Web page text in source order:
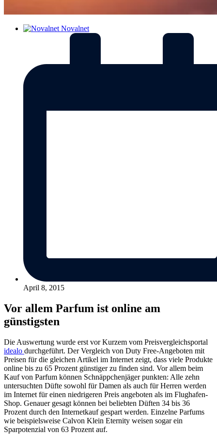
Novalnet
April 8, 2015
Vor allem Parfum ist online am
günstigsten
Die Auswertung wurde erst vor Kurzem vom Preisvergleichsportal
idealo durchgeführt. Der Vergleich von Duty Free-Angeboten mit
Preisen für die gleichen Artikel im Internet zeigt, dass viele Produkte
online bis zu 65 Prozent günstiger zu finden sind. Vor allem beim
Kauf von Parfum können Schnäppchenjäger punkten: Alle zehn
untersuchten Düfte sowohl für Damen als auch für Herren werden
im Internet für einen niedrigeren Preis angeboten als im Flughafen-
Shop. Genauer gesagt können bei beliebten Düften 34 bis 36
Prozent durch den Internetkauf gespart werden. Einzelne Parfums
wie beispielsweise Calvon Klein Eternity weisen sogar ein
Sparpotenzial von 63 Prozent auf.